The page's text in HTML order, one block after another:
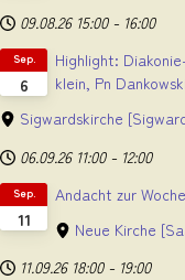
09.08.26 15:00 - 16:00
6
Sep.
Highlight:
klein, Pn
Sigwardskirche
06.09.26 11:00 - 12:00
11
Sep.
Andacht zur
Neue Kirche
11.09.26 18:00 - 19:00